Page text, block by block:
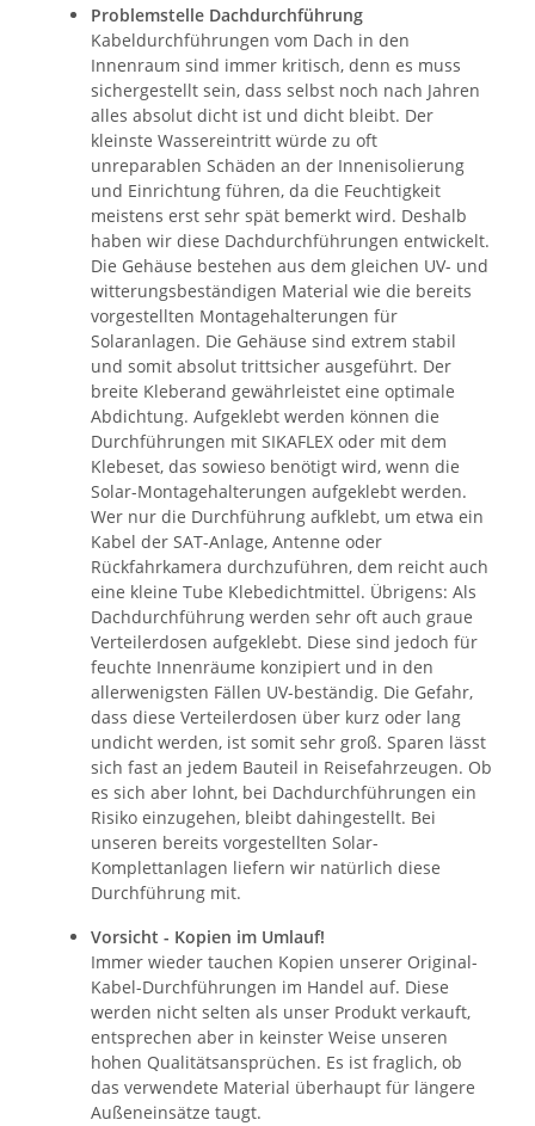
Problemstelle Dachdurchführung
Kabeldurchführungen vom Dach in den
Innenraum sind immer kritisch, denn es muss
sichergestellt sein, dass selbst noch nach Jahren
alles absolut dicht ist und dicht bleibt. Der
kleinste Wassereintritt würde zu oft
unreparablen Schäden an der Innenisolierung
und Einrichtung führen, da die Feuchtigkeit
meistens erst sehr spät bemerkt wird. Deshalb
haben wir diese Dachdurchführungen entwickelt.
Die Gehäuse bestehen aus dem gleichen UV- und
witterungsbeständigen Material wie die bereits
vorgestellten Montagehalterungen für
Solaranlagen. Die Gehäuse sind extrem stabil
und somit absolut trittsicher ausgeführt. Der
breite Kleberand gewährleistet eine optimale
Abdichtung. Aufgeklebt werden können die
Durchführungen mit SIKAFLEX oder mit dem
Klebeset, das sowieso benötigt wird, wenn die
Solar-Montagehalterungen aufgeklebt werden.
Wer nur die Durchführung aufklebt, um etwa ein
Kabel der SAT-Anlage, Antenne oder
Rückfahrkamera durchzuführen, dem reicht auch
eine kleine Tube Klebedichtmittel. Übrigens: Als
Dachdurchführung werden sehr oft auch graue
Verteilerdosen aufgeklebt. Diese sind jedoch für
feuchte Innenräume konzipiert und in den
allerwenigsten Fällen UV-beständig. Die Gefahr,
dass diese Verteilerdosen über kurz oder lang
undicht werden, ist somit sehr groß. Sparen lässt
sich fast an jedem Bauteil in Reisefahrzeugen. Ob
es sich aber lohnt, bei Dachdurchführungen ein
Risiko einzugehen, bleibt dahingestellt. Bei
unseren bereits vorgestellten Solar-
Komplettanlagen liefern wir natürlich diese
Durchführung mit.
Vorsicht - Kopien im Umlauf!
Immer wieder tauchen Kopien unserer Original-
Kabel-Durchführungen im Handel auf. Diese
werden nicht selten als unser Produkt verkauft,
entsprechen aber in keinster Weise unseren
hohen Qualitätsansprüchen. Es ist fraglich, ob
das verwendete Material überhaupt für längere
Außeneinsätze taugt.